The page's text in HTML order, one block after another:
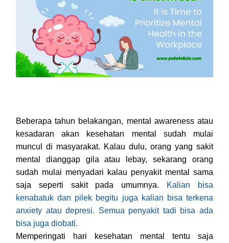
Beberapa tahun belakangan, mental awareness atau
kesadaran akan kesehatan mental sudah mulai
muncul di masyarakat. Kalau dulu, orang yang sakit
mental dianggap gila atau lebay, sekarang orang
sudah mulai menyadari kalau penyakit mental sama
saja seperti sakit pada umumnya.
Kalian bisa
kenabatuk dan pilek begitu juga kalian bisa terkena
anxiety atau depresi. Semua penyakit tadi bisa ada
bisa juga diobati.
Memperingati hari kesehatan mental tentu saja